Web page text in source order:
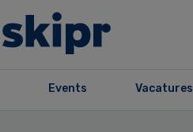
Events Vacatures